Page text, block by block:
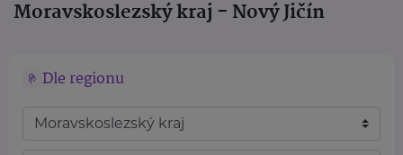
Moravskoslezský kraj - Nový Jičín
Dle regionu